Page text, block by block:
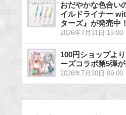
おだやかな色合い
イルドライナー
ターズ』が発売中！
2026年7月31日 15:00
100円ショップよ
ーズコラボ第5弾
2026年7月30日 09:00